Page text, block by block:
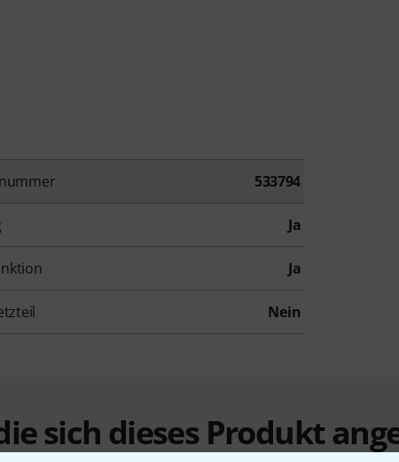
533794
Ja
Ja
Nein
sich dieses Produkt